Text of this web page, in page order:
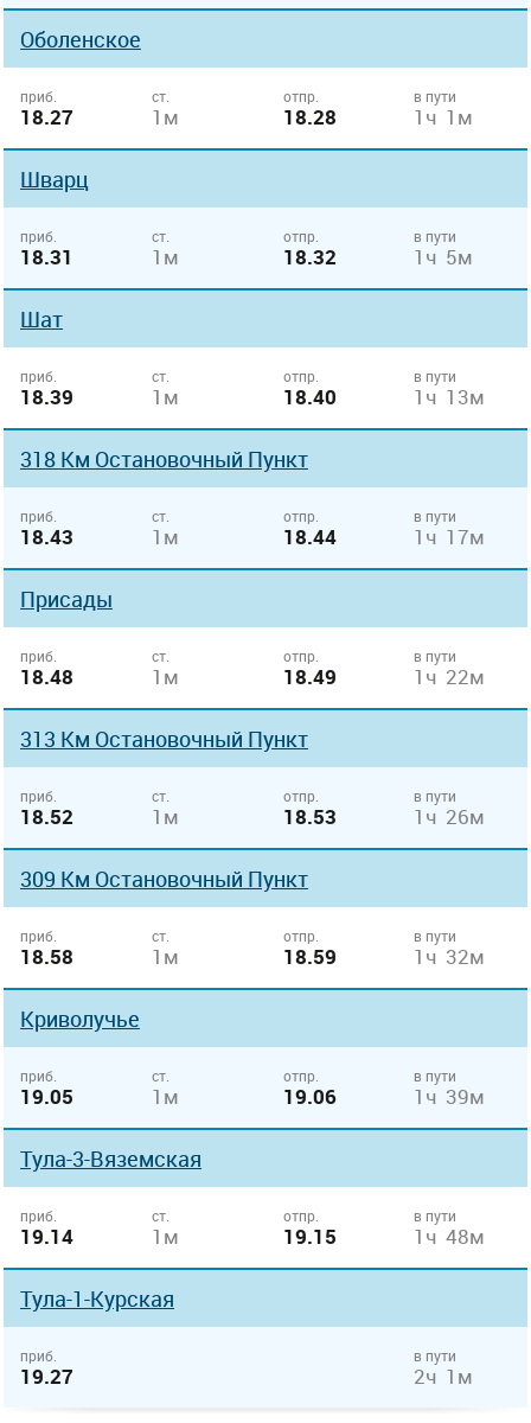
Оболенское
приб.
18.27
ст.
1м
отпр.
18.28
в пути
1ч 1м
Шварц
приб.
18.31
ст.
1м
отпр.
18.32
в пути
1ч 5м
Шат
приб.
18.39
ст.
1м
отпр.
18.40
в пути
1ч 13м
318 Км Остановочный Пункт
приб.
18.43
ст.
1м
отпр.
18.44
в пути
1ч 17м
Присады
приб.
18.48
ст.
1м
отпр.
18.49
в пути
1ч 22м
313 Км Остановочный Пункт
приб.
18.52
ст.
1м
отпр.
18.53
в пути
1ч 26м
309 Км Остановочный Пункт
приб.
18.58
ст.
1м
отпр.
18.59
в пути
1ч 32м
Криволучье
приб.
19.05
ст.
1м
отпр.
19.06
в пути
1ч 39м
Тула-3-Вяземская
приб.
19.14
ст.
1м
отпр.
19.15
в пути
1ч 48м
Тула-1-Курская
приб.
19.27
в пути
2ч 1м